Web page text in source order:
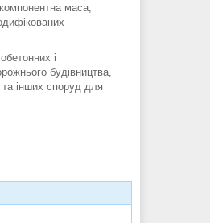
маса,
і
будівництва,
та інших споруд для